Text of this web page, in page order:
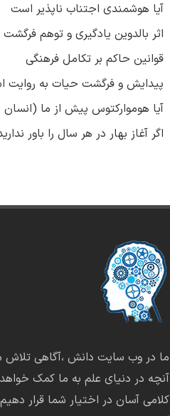
آیا هوشمندی اجتناب ناپذیر است
اثر بالدوین یادگیری و توهم فرگشت
قوانین حاکم بر تکامل فرهنگی
پیدایش و فرگشت حیات به
آیا هوموارکتوس پیش از ما
اگر آغاز بهار در هر سال را باور
ما در وب سایت دانش ،آگاهی تلاش
آنچه در دنیای علم به ما کمک خواهد
کلامی آسان در اختیار شما قرار